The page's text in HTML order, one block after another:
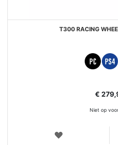
T300 RACING
€
Niet op
VERLANGLIJST